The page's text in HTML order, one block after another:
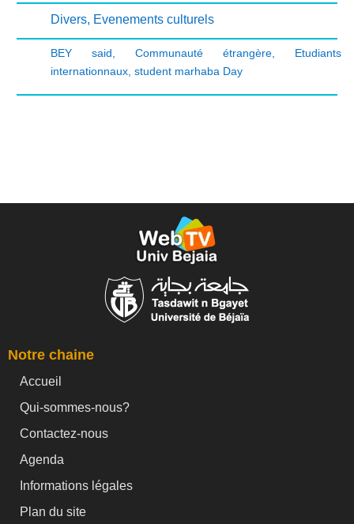
Divers, Evenements culturels
BEY said Communauté étrangère, Etudiants
internationnaux, student marhaba Day
Notre chaine
Accueil
Qui-sommes-nous?
Contactez-nous
Agenda
Informations légales
Plan du site